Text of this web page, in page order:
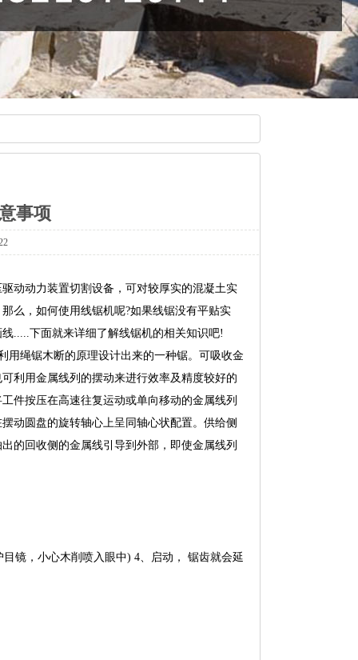
事项
动力装置切割设备，可对较厚实的混凝土实
么，如何使用线锯机呢?如果线锯没有平贴实
.....下面就来详细了解线锯机的相关知识吧!
绳锯木断的原理设计出来的一种锯。可吸收金
利用金属线列的摆动来进行效率及精度较好的
件按压在高速往复运动或单向移动的金属线列
动圆盘的旋转轴心上呈同轴心状配置。供给侧
的回收侧的金属线引导到外部，即使金属线列
，小心木削喷入眼中) 4、启动， 锯齿就会延